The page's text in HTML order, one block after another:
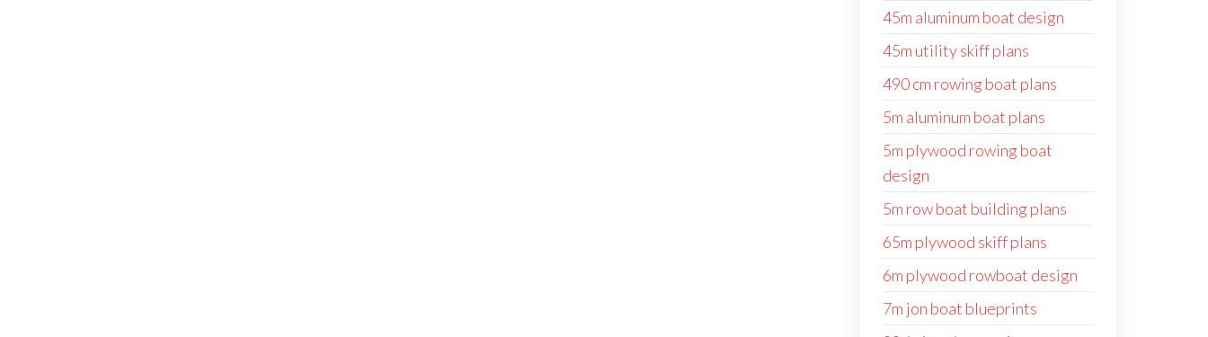
45m aluminum boat design
45m utility skiff plans
490 cm rowing boat plans
5m aluminum boat plans
5m plywood rowing boat
design
5m row boat building plans
65m plywood skiff plans
6m plywood rowboat design
7m jon boat blueprints